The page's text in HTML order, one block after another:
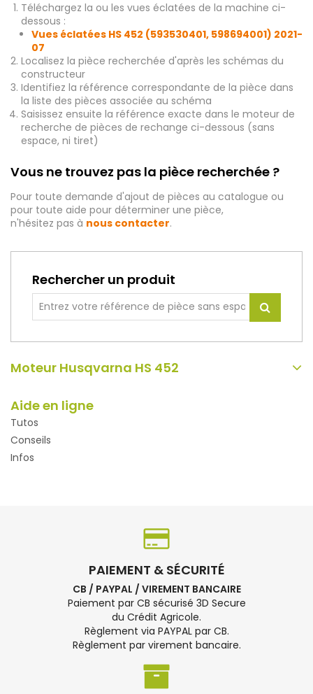
Téléchargez la ou les vues éclatées de la machine ci-
dessous :
Vues éclatées HS 452 (593530401, 598694001) 2021-
07
Localisez la pièce recherchée d'après les schémas du
constructeur
Identifiez la référence correspondante de la pièce dans
la liste des pièces associée au schéma
Saisissez ensuite la référence exacte dans le moteur de
recherche de pièces de rechange ci-dessous (sans
espace, ni tiret)
Vous ne trouvez pas la pièce recherchée ?
Pour toute demande d'ajout de pièces au catalogue ou
pour toute aide pour déterminer une pièce,
n'hésitez pas à nous contacter.
Rechercher un produit
Moteur Husqvarna HS 452
Aide en ligne
Tutos
Conseils
Infos
PAIEMENT & SÉCURITÉ
CB / PAYPAL / VIREMENT BANCAIRE
Paiement par CB sécurisé 3D Secure
du Crédit Agricole.
Règlement via PAYPAL par CB.
Règlement par virement bancaire.